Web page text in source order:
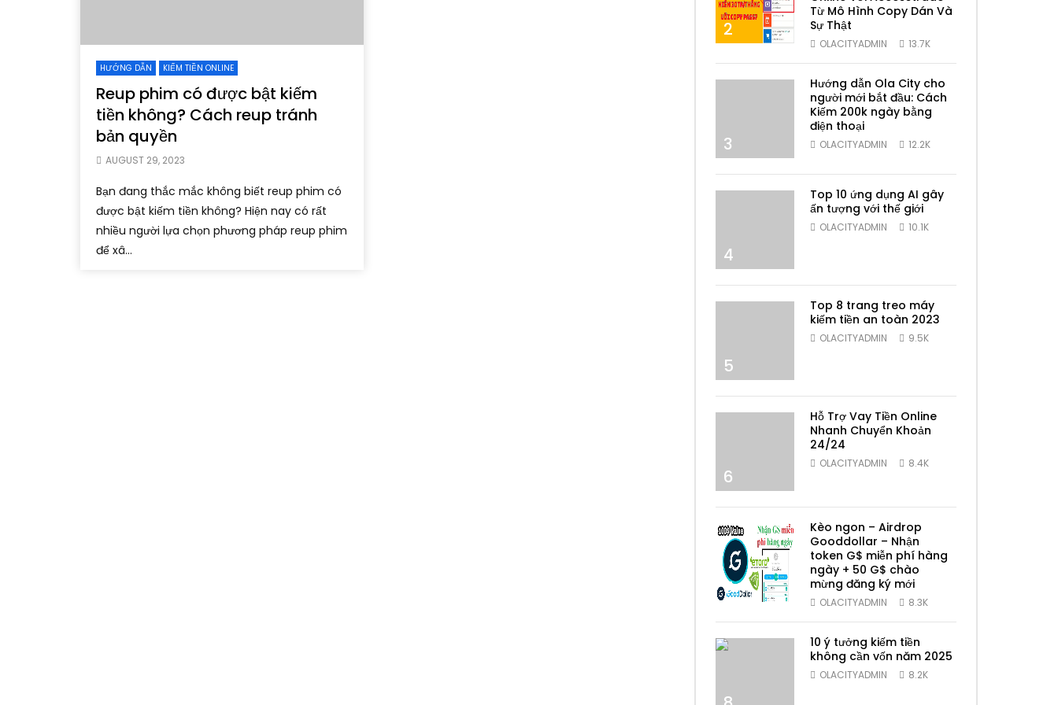
HƯỚNG DẪN KIẾM TIỀN ONLINE
Reup phim có được bật kiếm
tiền không? Cách reup tránh
bản quyền
AUGUST 29, 2023
Bạn đang thắc mắc không biết reup phim có
được bật kiếm tiền không? Hiện nay có rất
nhiều người lựa chọn phương pháp reup phim
để xâ...
2
Từ Mô Hình Copy Dán Và
Sự Thật
OLACITYADMIN 13.7K
3
Hướng dẫn Ola City cho
người mới bắt đầu: Cách
Kiếm 200k ngày bằng
điện thoại
OLACITYADMIN 12.2K
4
Top 10 ứng dụng AI gây
ấn tượng với thế giới
OLACITYADMIN 10.1K
5
Top 8 trang treo máy
kiếm tiền an toàn 2023
OLACITYADMIN 9.5K
6
Hỗ Trợ Vay Tiền Online
Nhanh Chuyển Khoản
24/24
OLACITYADMIN 8.4K
7
Kèo ngon – Airdrop
Gooddollar – Nhận
token G$ miễn phí hàng
ngày + 50 G$ chào
mừng đăng ký mới
OLACITYADMIN 8.3K
10 ý tưởng kiếm tiền
không cần vốn năm 2025
OLACITYADMIN 8.2K